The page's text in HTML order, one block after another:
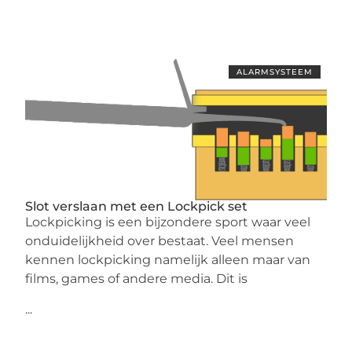
ALARMSYSTEEM
Slot verslaan met een Lockpick set
Lockpicking is een bijzondere sport waar veel
onduidelijkheid over bestaat. Veel mensen
kennen lockpicking namelijk alleen maar van
films, games of andere media. Dit is
...